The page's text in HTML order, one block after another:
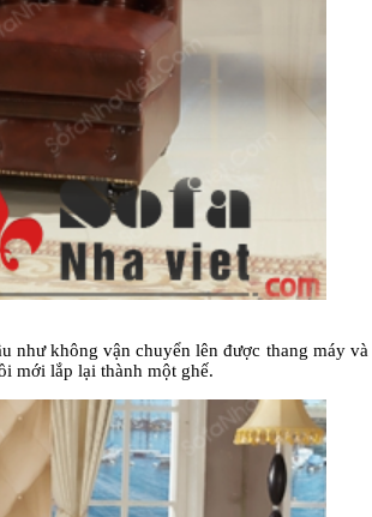
không vận chuyển lên được thang máy và
mới lắp lại thành một ghế.